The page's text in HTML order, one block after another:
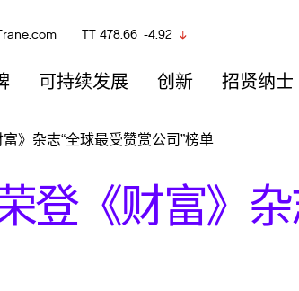
可持续发展 创新 招贤纳士
TT 478.66 -4.92
》杂志“全球最受赞赏公司”榜单
登《财富》